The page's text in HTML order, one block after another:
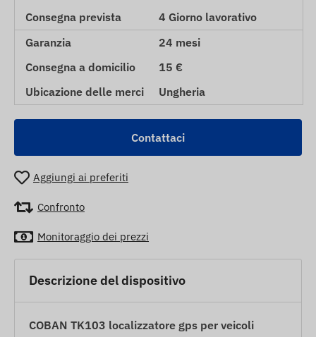
Consegna prevista
4 Giorno lavorativo
Garanzia
24 mesi
Consegna a domicilio
15 €
Ubicazione delle merci
Ungheria
Contattaci
Aggiungi ai preferiti
Confronto
Monitoraggio dei prezzi
Descrizione del dispositivo
COBAN TK103 localizzatore gps per veicoli